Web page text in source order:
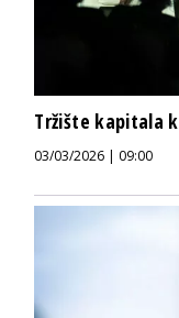
Tržište kapitala
03/03/2026 | 09:00